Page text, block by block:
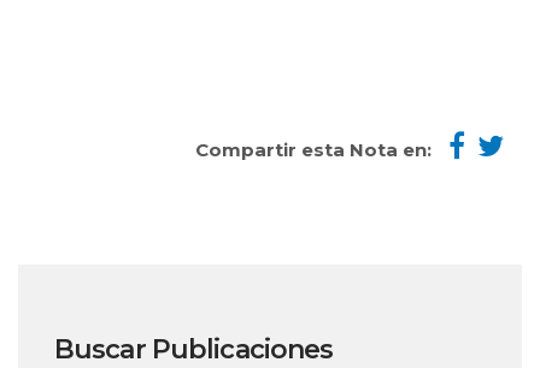
Compartir esta Nota en:
Buscar Publicaciones